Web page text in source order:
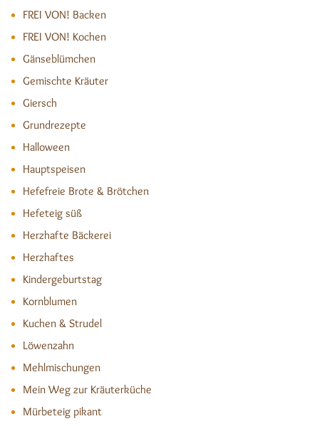
FREI VON! Backen
FREI VON! Kochen
Gänseblümchen
Gemischte Kräuter
Giersch
Grundrezepte
Halloween
Hauptspeisen
Hefefreie Brote & Brötchen
Hefeteig süß
Herzhafte Bäckerei
Herzhaftes
Kindergeburtstag
Kornblumen
Kuchen & Strudel
Löwenzahn
Mehlmischungen
Mein Weg zur Kräuterküche
Mürbeteig pikant